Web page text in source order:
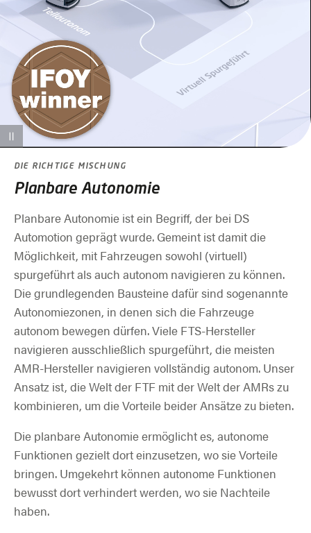
DIE RICHTIGE MISCHUNG
Planbare Autonomie
Planbare Autonomie ist ein Begriff, der bei DS
Automotion geprägt wurde. Gemeint ist damit die
Möglichkeit, mit Fahrzeugen sowohl (virtuell)
spurgeführt als auch autonom navigieren zu können.
Die grundlegenden Bausteine dafür sind sogenannte
Autonomiezonen, in denen sich die Fahrzeuge
autonom bewegen dürfen. Viele FTS-Hersteller
navigieren ausschließlich spurgeführt, die meisten
AMR-Hersteller navigieren vollständig autonom. Unser
Ansatz ist, die Welt der FTF mit der Welt der AMRs zu
kombinieren, um die Vorteile beider Ansätze zu bieten.
Die planbare Autonomie ermöglicht es, autonome
Funktionen gezielt dort einzusetzen, wo sie Vorteile
bringen. Umgekehrt können autonome Funktionen
bewusst dort verhindert werden, wo sie Nachteile
haben.